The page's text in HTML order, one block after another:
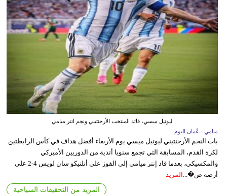
ليونيل ميسي، قائد المنتخب الأرجنتيني ونجم انتر ميامي
ميامي - عُمان اليوم
بات النجم الأرجنتيني ليونيل ميسي يوم الأربعاء أفضل هداف في كأس الرابطتين
لكرة القدم، المسابقة التي تجمع سنويا أندية من الدوريين الأميركي
والمكسيكي، بعدما قاد إنتر ميامي إلى الفوز على أتلتيكو سان لويس 4-2 على
أرضه ض�...
المزيد
المزيد من التحقيقات السياحية